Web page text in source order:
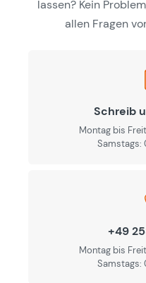
lassen? Kein
allen Fragen
Schreib
Montag bis
Samstags:
+49
Montag bis
Samstags: